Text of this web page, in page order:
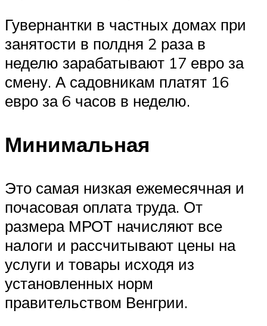
Гувернантки в частных домах при
занятости в полдня 2 раза в
неделю зарабатывают 17 евро за
смену. А садовникам платят 16
евро за 6 часов в неделю.
Минимальная
Это самая низкая ежемесячная и
почасовая оплата труда. От
размера МРОТ начисляют все
налоги и рассчитывают цены на
услуги и товары исходя из
установленных норм
правительством Венгрии.